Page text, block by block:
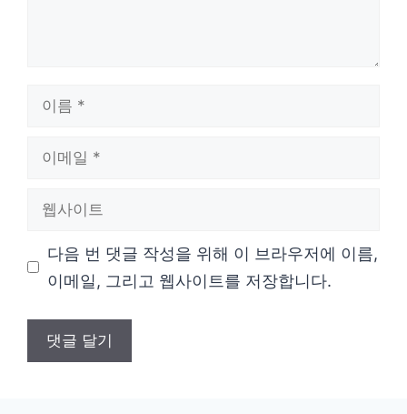
다음 번 댓글 작성을 위해 이 브라우저에 이름,
이메일, 그리고 웹사이트를 저장합니다.